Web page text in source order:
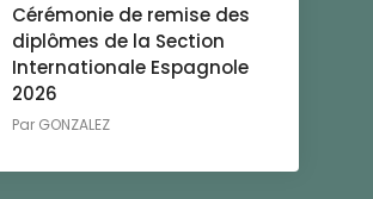
Cérémonie de remise des
diplômes de la Section
Internationale Espagnole
2026
Par GONZALEZ